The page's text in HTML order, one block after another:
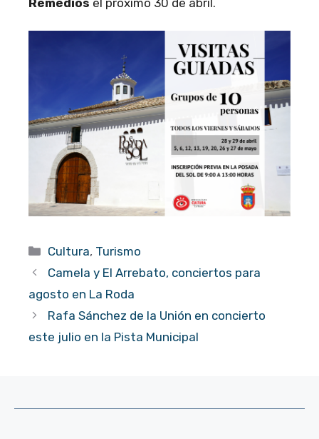
Remedios el próximo 30 de abril.
Categorías
Cultura, Turismo
Camela y El Arrebato, conciertos para
agosto en La Roda
Rafa Sánchez de la Unión en concierto
este julio en la Pista Municipal